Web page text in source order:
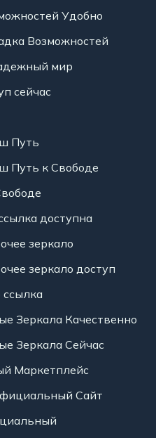
Удобно
Возможностей
мир
сейчас
Путь
Путь к Свободе
доступна
зеркало
зеркало доступ
ссылка
Зеркала Качественно
Зеркала Сейчас
Маркетплейс
Сайт